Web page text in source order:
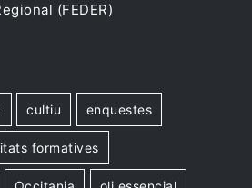
(FEDER)
cultiu enquestes
formatives